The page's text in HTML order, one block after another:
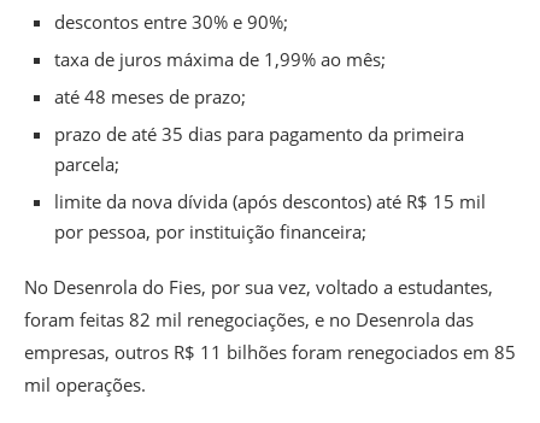
descontos entre 30% e 90%;
taxa de juros máxima de 1,99% ao mês;
até 48 meses de prazo;
prazo de até 35 dias para pagamento da primeira
parcela;
limite da nova dívida (após descontos) até R$ 15 mil
por pessoa, por instituição financeira;
No Desenrola do Fies, por sua vez, voltado a estudantes,
foram feitas 82 mil renegociações, e no Desenrola das
empresas, outros R$ 11 bilhões foram renegociados em 85
mil operações.